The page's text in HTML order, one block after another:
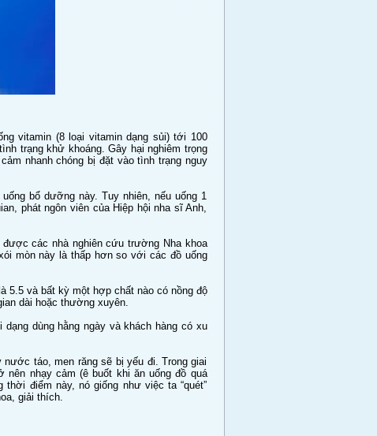
vitamin (8 loại vitamin dạng sủi) tới 100
trạng khử khoáng. Gây hại nghiêm trọng
nhanh chóng bị đặt vào tình trạng nguy
bổ dưỡng này. Tuy nhiên, nếu uống 1
phát ngôn viên của Hiệp hội nha sĩ Anh,
các nhà nghiên cứu trường Nha khoa
mòn này là thấp hơn so với các đồ uống
5.5 và bất kỳ một hợp chất nào có nồng độ
dài hoặc thường xuyên.
dùng hằng ngày và khách hàng có xu
táo, men răng sẽ bị yếu đi. Trong giai
nên nhạy cảm (ê buốt khi ăn uống đồ quá
điểm này, nó giống như việc ta “quét”
giải thích.